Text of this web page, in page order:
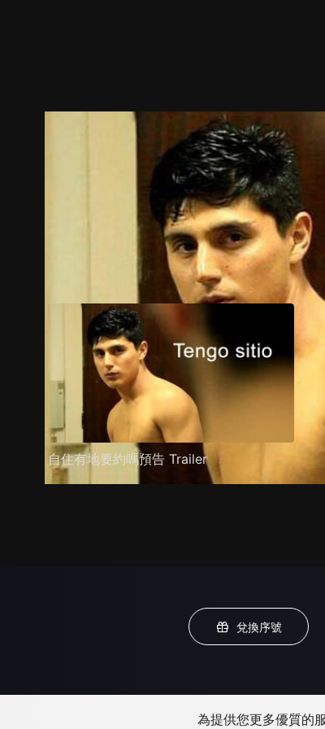
推薦影片 劇情介紹
自住有地要約嗎預告 Trailer
兌換序號
為提供您更多優質的